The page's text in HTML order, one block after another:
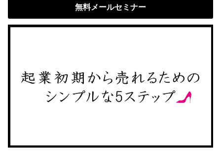
無料メールセミナー